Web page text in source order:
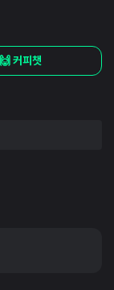
🙌 커피챗